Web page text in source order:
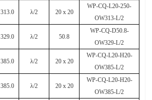
313.0 λ/2 20 x 20
WP-CQ-L20-250-
OW313-L/2
329.0 λ/2 50.8
WP-CQ-D50.8-
OW329-L/2
385.0 λ/2 20 x 20
WP-CQ-L20-H20-
OW385-L/2
385.0 λ/2 20 x 20
WP-CQ-L20-H20-
OW385-L/2